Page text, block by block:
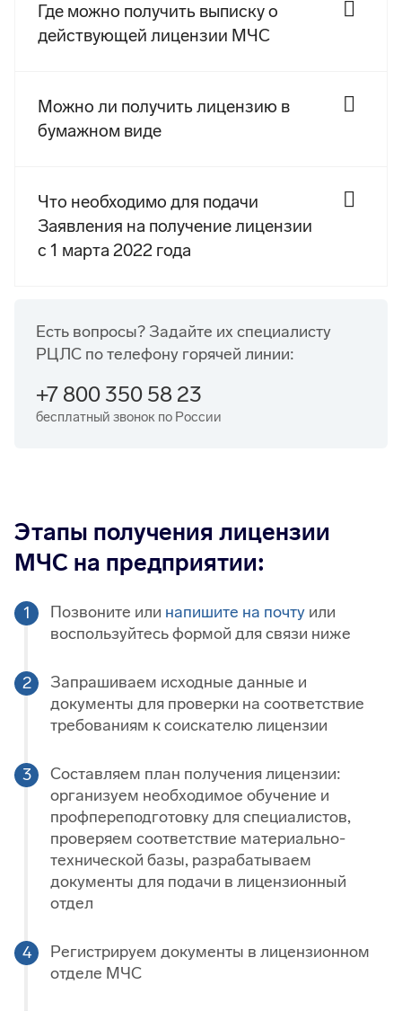
Где можно получить выписку о
действующей лицензии МЧС
Можно ли получить лицензию в
бумажном виде
Что необходимо для подачи
Заявления на получение лицензии
с 1 марта 2022 года
Есть вопросы? Задайте их специалисту
РЦЛС по телефону горячей линии:
+7 800 350 58 23
бесплатный звонок по России
Этапы получения лицензии
МЧС на предприятии:
Позвоните или напишите на почту или
воспользуйтесь формой для связи ниже
Запрашиваем исходные данные и
документы для проверки на соответствие
требованиям к соискателю лицензии
Составляем план получения лицензии:
организуем необходимое обучение и
профпереподготовку для специалистов,
проверяем соответствие материально-
технической базы, разрабатываем
документы для подачи в лицензионный
отдел
Регистрируем документы в лицензионном
отделе МЧС